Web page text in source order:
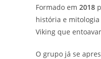
Formado em 2018
história e
Viking que
O grupo já se